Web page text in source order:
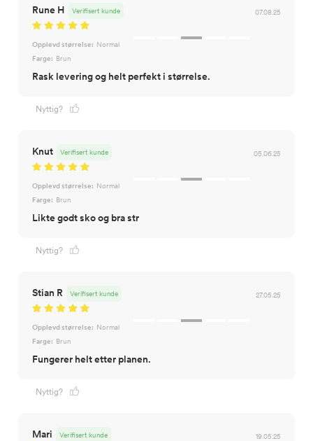
Rune H 07.08.25
Verifisert kunde
Opplevd størrelse: Normal
Farge: Brun
Rask levering og helt perfekt i størrelse.
Nyttig?
Knut 05.06.25
Verifisert kunde
Opplevd størrelse: Normal
Farge: Brun
Likte godt sko og bra str
Nyttig?
Stian R 27.05.25
Verifisert kunde
Opplevd størrelse: Normal
Farge: Brun
Fungerer helt etter planen.
Nyttig?
Mari 19.05.25
Verifisert kunde